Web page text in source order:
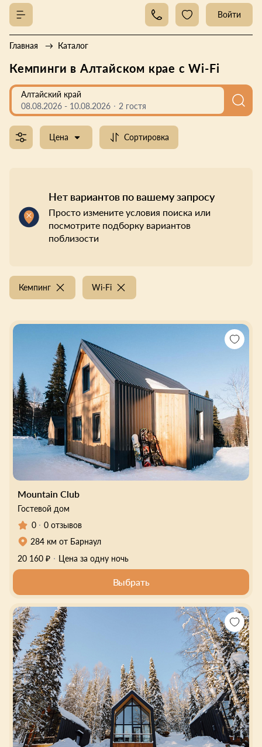
Войти
Главная Каталог
Кемпинги в Алтайском крае с Wi-Fi
Алтайский край
08.08.2026 - 10.08.2026 2 гостя
Цена Сортировка
Нет вариантов по вашему запросу
Просто измените условия поиска или
посмотрите подборку вариантов
поблизости
Кемпинг Wi-Fi
Mountain Club
Гостевой дом
0
0 отзывов
284 км от Барнаул
20 160 ₽
Цена за одну ночь
Выбрать